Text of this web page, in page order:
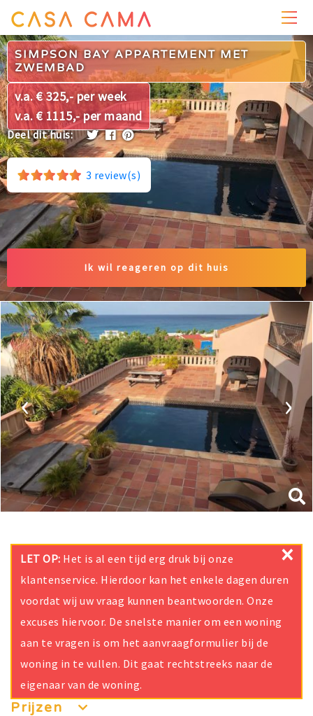
PRIJZEN WONING OMGEVING REVIEWS
SIMPSON BAY APPARTEMENT MET
ZWEMBAD
v.a. € 325,- per week
v.a. € 1115,- per maand
Deel dit huis:
3 review(s)
Ik wil reageren op dit huis
‹ ›
×
LET OP: Het is al een tijd erg druk bij onze
klantenservice. Hierdoor kan het enkele dagen duren
voordat wij uw vraag kunnen beantwoorden. Onze
excuses hiervoor. De snelste manier om een woning
aan te vragen is om het aanvraagformulier bij de
woning in te vullen. Dit gaat rechtstreeks naar de
eigenaar van de woning.
Prijzen